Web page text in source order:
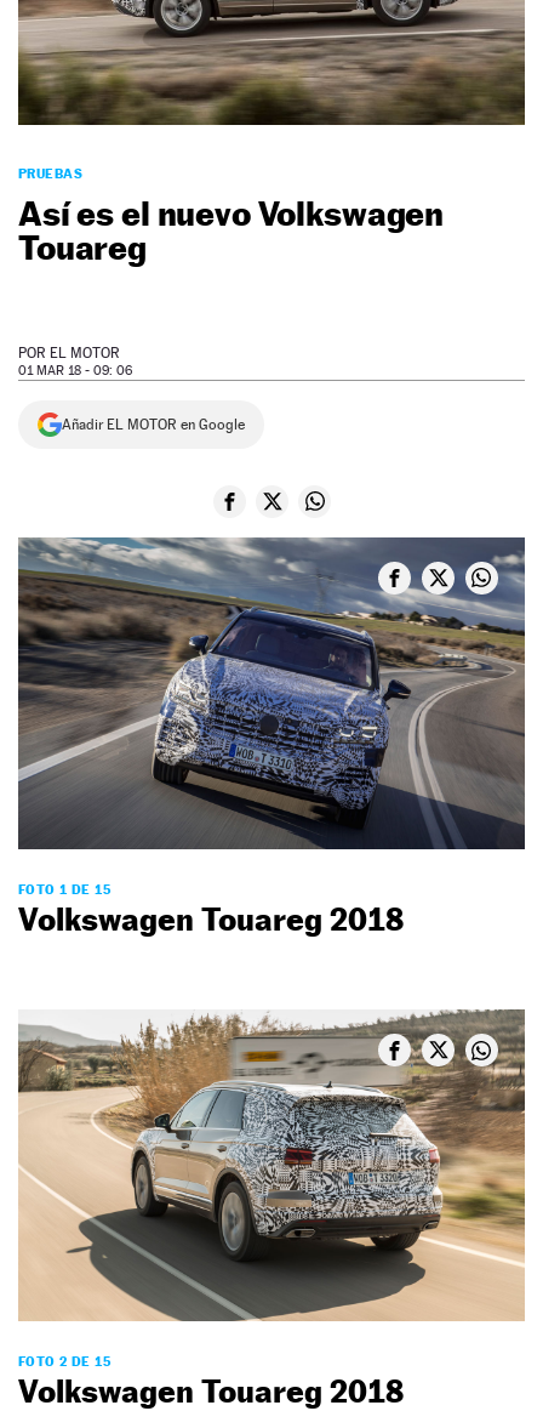
NEWSLETTER
SÍGUENOS
PRUEBAS
Así es el nuevo Volkswagen
Touareg
POR EL MOTOR
01 MAR 18 - 09: 06
Añadir EL MOTOR en Google
FOTO 1 DE 15
Volkswagen Touareg 2018
FOTO 2 DE 15
Volkswagen Touareg 2018